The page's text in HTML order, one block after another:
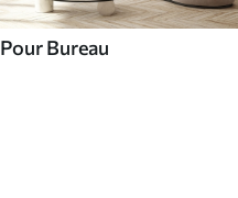
Pour Bureau